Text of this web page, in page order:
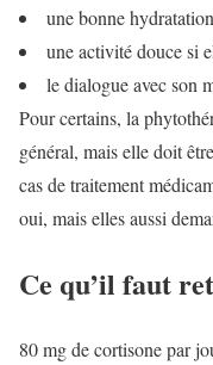
une bonne hydratation
une activité douce si
le dialogue avec son
Pour certains, la
général, mais elle doit
cas de traitement
oui, mais elles aussi
Ce qu’il faut
80 mg de cortisone par